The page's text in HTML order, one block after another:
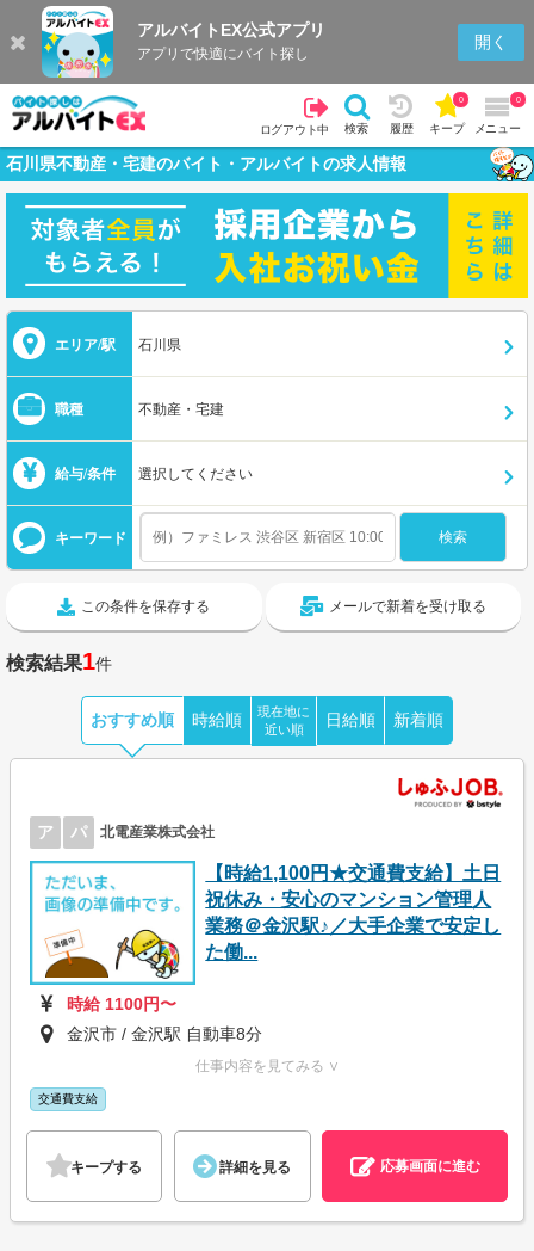
アルバイトEX公式アプリ
アプリで快適にバイト探し
開く
ログアウト中 検索 履歴 キープ
0
メニュー
0
石川県不動産・宅建のバイト・アルバイトの求人情報
エリア/駅 石川県
職種 不動産・宅建
給与/条件 選択してください
キーワード
この条件を保存する メールで新着を受け取る
検索結果1件
おすすめ順 時給順
現在地に
近い順
日給順 新着順
ア パ 北電産業株式会社
【時給1,100円★交通費支給】土日
祝休み・安心のマンション管理人
業務＠金沢駅♪／大手企業で安定し
た働...
時給 1100円〜
金沢市 / 金沢駅 自動車8分
仕事内容を見てみる ∨
交通費支給
キープする 詳細を見る 応募画面に進む